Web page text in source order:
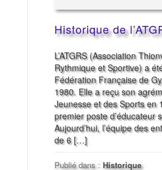
Historique de
L’ATGRS (Association
Rythmique et Sportive) a
Fédération Française de
1980. Elle a reçu son
Jeunesse et des Sports en
premier poste d’éducateur
Aujourd’hui, l’équipe des
de 6 […]
Publié dans : Historique